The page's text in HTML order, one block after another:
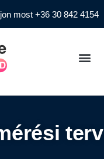
most +36 30 842 4154
terv